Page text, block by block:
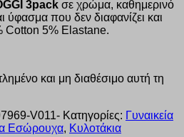
3pack σε χρώμα, καθημερινό
ύφασμα που δεν διαφανίζει και
Cotton 5% Elastane.
και μη διαθέσιμο αυτή τη
V011- Κατηγορίες: Γυναικεία
Εσώρουχα, Κυλοτάκια